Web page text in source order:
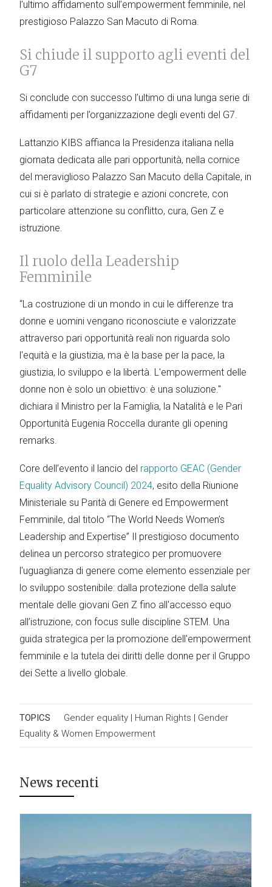
l’ultimo affidamento sull’empowerment femminile, nel
prestigioso Palazzo San Macuto di Roma.
Si chiude il supporto agli eventi del
G7
Si conclude con successo l’ultimo di una lunga serie di
affidamenti per l’organizzazione degli eventi del G7.
Lattanzio KIBS affianca la Presidenza italiana nella
giornata dedicata alle pari opportunità, nella cornice
del meraviglioso Palazzo San Macuto della Capitale, in
cui si è parlato di strategie e azioni concrete, con
particolare attenzione su conflitto, cura, Gen Z e
istruzione.
Il ruolo della Leadership
Femminile
“La costruzione di un mondo in cui le differenze tra
donne e uomini vengano riconosciute e valorizzate
attraverso pari opportunità reali non riguarda solo
l'equità e la giustizia, ma è la base per la pace, la
giustizia, lo sviluppo e la libertà. L'empowerment delle
donne non è solo un obiettivo: è una soluzione."
dichiara il Ministro per la Famiglia, la Natalità e le Pari
Opportunità Eugenia Roccella durante gli opening
remarks.
Core dell’evento il lancio del rapporto GEAC (Gender
Equality Advisory Council) 2024, esito della Riunione
Ministeriale su Parità di Genere ed Empowerment
Femminile, dal titolo “The World Needs Women’s
Leadership and Expertise” Il prestigioso documento
delinea un percorso strategico per promuovere
l'uguaglianza di genere come elemento essenziale per
lo sviluppo sostenibile: dalla protezione della salute
mentale delle giovani Gen Z fino all'accesso equo
all’istruzione, con focus sulle discipline STEM. Una
guida strategica per la promozione dell'empowerment
femminile e la tutela dei diritti delle donne per il Gruppo
dei Sette a livello globale.
TOPICS Gender equality | Human Rights | Gender
Equality & Women Empowerment
News recenti